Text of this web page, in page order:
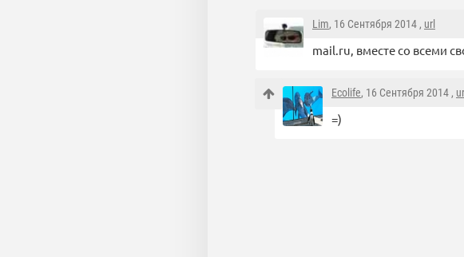
Lim, 16 Сентября 2014 , url
mail.ru, вместе со всеми
Ecolife, 16 Сентября 2014 , url
=)